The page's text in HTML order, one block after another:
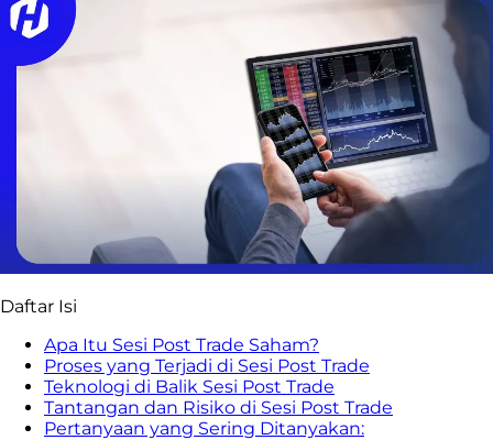
Daftar Isi
Apa Itu Sesi Post Trade Saham?
Proses yang Terjadi di Sesi Post Trade
Teknologi di Balik Sesi Post Trade
Tantangan dan Risiko di Sesi Post Trade
Pertanyaan yang Sering Ditanyakan: